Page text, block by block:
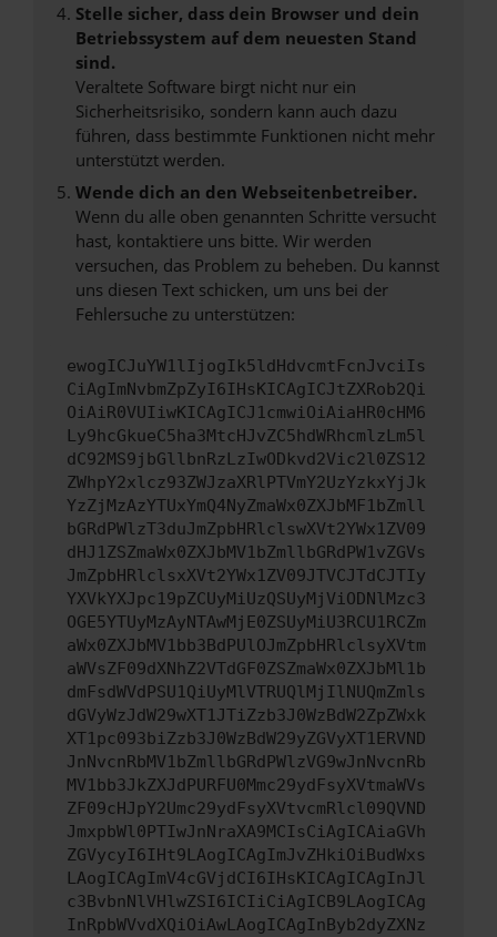
Stelle sicher, dass dein Browser und dein
Betriebssystem auf dem neuesten Stand
sind.
Veraltete Software birgt nicht nur ein
Sicherheitsrisiko, sondern kann auch dazu
führen, dass bestimmte Funktionen nicht mehr
unterstützt werden.
Wende dich an den Webseitenbetreiber.
Wenn du alle oben genannten Schritte versucht
hast, kontaktiere uns bitte. Wir werden
versuchen, das Problem zu beheben. Du kannst
uns diesen Text schicken, um uns bei der
Fehlersuche zu unterstützen:
ewogICJuYW1lIjogIk5ldHdvcmtFcnJvciIs
CiAgImNvbmZpZyI6IHsKICAgICJtZXRob2Qi
OiAiR0VUIiwKICAgICJ1cmwiOiAiaHR0cHM6
Ly9hcGkueC5ha3MtcHJvZC5hdWRhcmlzLm5l
dC92MS9jbGllbnRzLzIwODkvd2Vic2l0ZS12
ZWhpY2xlcz93ZWJzaXRlPTVmY2UzYzkxYjJk
YzZjMzAzYTUxYmQ4NyZmaWx0ZXJbMF1bZmll
bGRdPWlzT3duJmZpbHRlclswXVt2YWx1ZV09
dHJ1ZSZmaWx0ZXJbMV1bZmllbGRdPW1vZGVs
JmZpbHRlclsxXVt2YWx1ZV09JTVCJTdCJTIy
YXVkYXJpc19pZCUyMiUzQSUyMjViODNlMzc3
OGE5YTUyMzAyNTAwMjE0ZSUyMiU3RCU1RCZm
aWx0ZXJbMV1bb3BdPUlOJmZpbHRlclsyXVtm
aWVsZF09dXNhZ2VTdGF0ZSZmaWx0ZXJbMl1b
dmFsdWVdPSU1QiUyMlVTRUQlMjIlNUQmZmls
dGVyWzJdW29wXT1JTiZzb3J0WzBdW2ZpZWxk
XT1pc093biZzb3J0WzBdW29yZGVyXT1ERVND
JnNvcnRbMV1bZmllbGRdPWlzVG9wJnNvcnRb
MV1bb3JkZXJdPURFU0Mmc29ydFsyXVtmaWVs
ZF09cHJpY2Umc29ydFsyXVtvcmRlcl09QVND
JmxpbWl0PTIwJnNraXA9MCIsCiAgICAiaGVh
ZGVycyI6IHt9LAogICAgImJvZHkiOiBudWxs
LAogICAgImV4cGVjdCI6IHsKICAgICAgInJl
c3BvbnNlVHlwZSI6ICIiCiAgICB9LAogICAg
InRpbWVvdXQiOiAwLAogICAgInByb2dyZXNz